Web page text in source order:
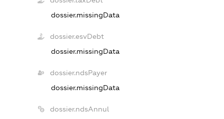
dossier.missingData
dossier.esvDebt
dossier.missingData
dossier.ndsPayer
dossier.missingData
dossier.ndsAnnul